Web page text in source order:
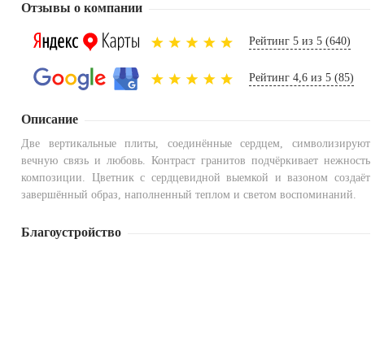
Отзывы о компании
Рейтинг 5 из 5 (640)
Рейтинг 4,6 из 5 (85)
Описание
Две вертикальные плиты, соединённые сердцем, символизируют
вечную связь и любовь. Контраст гранитов подчёркивает нежность
композиции. Цветник с сердцевидной выемкой и вазоном создаёт
завершённый образ, наполненный теплом и светом воспоминаний.
Благоустройство